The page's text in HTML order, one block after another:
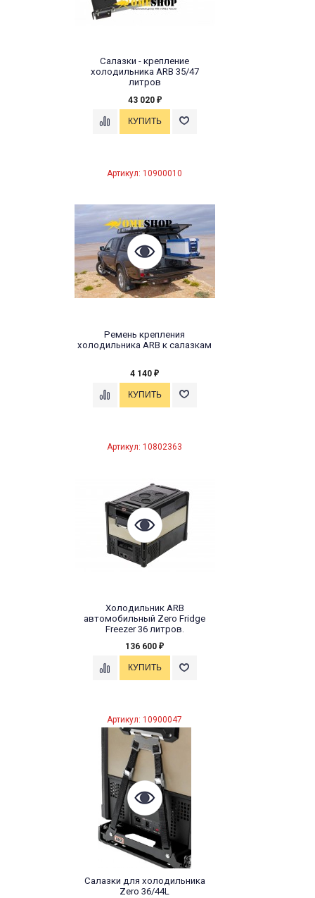
Салазки - крепление
холодильника ARB 35/47
литров
43 020 ₽
Артикул: 10900010
Ремень крепления
холодильника ARB к салазкам
4 140 ₽
Артикул: 10802363
Холодильник ARB
автомобильный Zero Fridge
Freezer 36 литров.
136 600 ₽
Артикул: 10900047
Салазки для холодильника
Zero 36/44L